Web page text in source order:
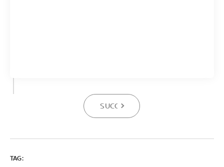
SUCCESSIVA
TAG: